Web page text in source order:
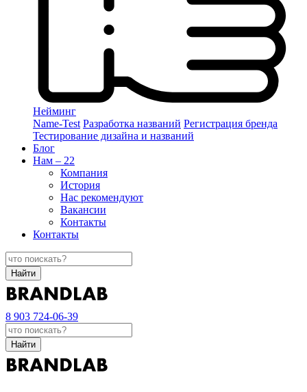
Нейминг
Name-Test Разработка названий Регистрация бренда
Тестирование дизайна и названий
Блог
Нам – 22
Компания
История
Нас рекомендуют
Вакансии
Контакты
Контакты
Найти
8 903 724-06-39
Найти